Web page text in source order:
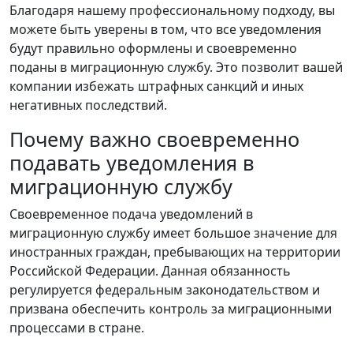
Благодаря нашему профессиональному подходу, вы
можете быть уверены в том, что все уведомления
будут правильно оформлены и своевременно
поданы в миграционную службу. Это позволит вашей
компании избежать штрафных санкций и иных
негативных последствий.
Почему важно своевременно
подавать уведомления в
миграционную службу
Своевременное подача уведомлений в
миграционную службу имеет большое значение для
иностранных граждан, пребывающих на территории
Российской Федерации. Данная обязанность
регулируется федеральным законодательством и
призвана обеспечить контроль за миграционными
процессами в стране.